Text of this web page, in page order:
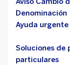
Denominación
Ayuda urgente
Soluciones de
particulares